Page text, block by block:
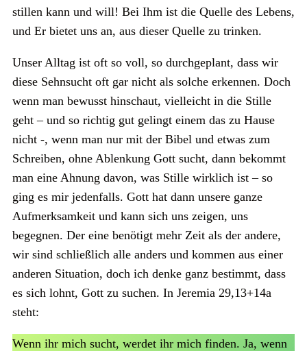
stillen kann und will! Bei Ihm ist die Quelle des Lebens,
und Er bietet uns an, aus dieser Quelle zu trinken.
Unser Alltag ist oft so voll, so durchgeplant, dass wir
diese Sehnsucht oft gar nicht als solche erkennen. Doch
wenn man bewusst hinschaut, vielleicht in die Stille
geht – und so richtig gut gelingt einem das zu Hause
nicht -, wenn man nur mit der Bibel und etwas zum
Schreiben, ohne Ablenkung Gott sucht, dann bekommt
man eine Ahnung davon, was Stille wirklich ist – so
ging es mir jedenfalls. Gott hat dann unsere ganze
Aufmerksamkeit und kann sich uns zeigen, uns
begegnen. Der eine benötigt mehr Zeit als der andere,
wir sind schließlich alle anders und kommen aus einer
anderen Situation, doch ich denke ganz bestimmt, dass
es sich lohnt, Gott zu suchen. In Jeremia 29,13+14a
steht:
Wenn ihr mich sucht, werdet ihr mich finden. Ja, wenn